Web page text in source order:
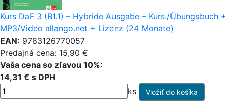
Kurs DaF 3 (B1.1) – Hybride Ausgabe – Kurs./Übungsbuch +
MP3/Video allango.net + Lizenz (24 Monate)
EAN: 9783126770057
Predajná cena: 15,90 €
Vaša cena so zľavou 10%:
14,31 € s DPH
ks